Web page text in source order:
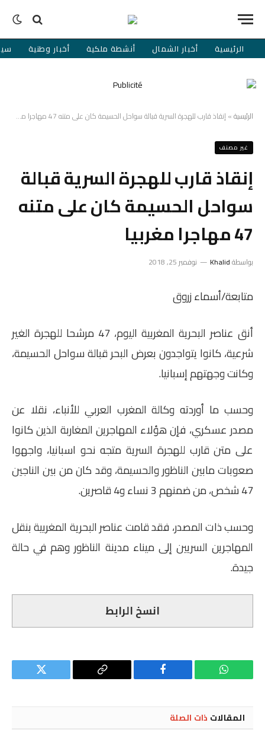
الرئيسية أخبار الشمال أنشطة ملكية أخبار وطنية
الرئيسية»إنقاذ قارب للهجرة السرية قبالة سواحل الحسيمة كان على متنه 47 مهاجرا مغربيا
غير مصنف
إنقاذ قارب للهجرة السرية قبالة
سواحل الحسيمة كان على متنه
47 مهاجرا مغربيا
بواسطةKhalid نوفمبر 25, 2018
متابعة/أسماء زروق
أنق عناصر البحرية المغربية اليوم، 47 مرشحا للهجرة الغير
شرعية، كانوا يتواجدون بعرض البحر قبالة سواحل الحسيمة،
وكانت وجهتهم إسبانيا.
وحسب ما أوردته وكالة المغرب العربي للأنباء، نقلا عن
مصدر عسكري، فإن هؤلاء المهاجرين المغاربة الذين كانوا
على متن قارب للهجرة السرية متجه نحو اسبانيا، واجهوا
صعوبات مابين الناظور والحسيمة، وقد كان من بين الناجين
47 شخص، من ضمنهم 3 نساء و4 قاصرين.
وحسب ذات المصدر، فقد قامت عناصر البحرية المغربية بنقل
المهاجرين السريين إلى ميناء مدينة الناظور وهم في حالة
جيدة.
انسخ الرابط
واتساب فيسبوك
Copy
تويتر
المقالات ذات الصلة